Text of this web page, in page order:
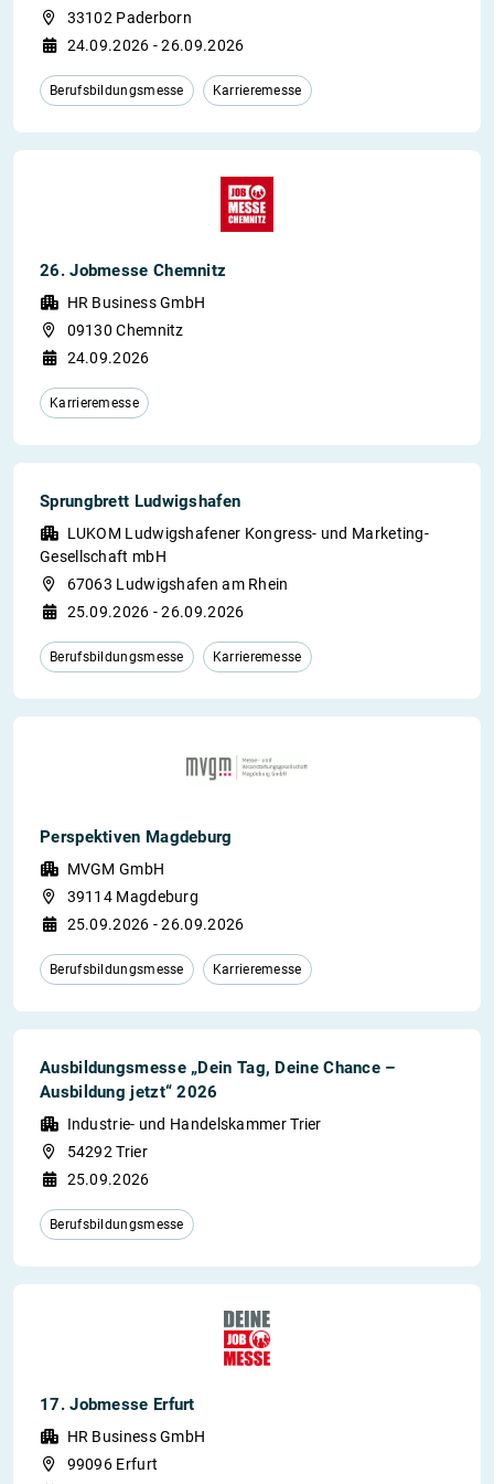
33102 Paderborn
24.09.2026 - 26.09.2026
Berufsbildungsmesse Karrieremesse
26. Jobmesse Chemnitz
HR Business GmbH
09130 Chemnitz
24.09.2026
Karrieremesse
Sprungbrett Ludwigshafen
LUKOM Ludwigshafener Kongress- und Marketing-
Gesellschaft mbH
67063 Ludwigshafen am Rhein
25.09.2026 - 26.09.2026
Berufsbildungsmesse Karrieremesse
Perspektiven Magdeburg
MVGM GmbH
39114 Magdeburg
25.09.2026 - 26.09.2026
Berufsbildungsmesse Karrieremesse
Ausbildungsmesse „Dein Tag, Deine Chance –
Ausbildung jetzt“ 2026
Industrie- und Handelskammer Trier
54292 Trier
25.09.2026
Berufsbildungsmesse
17. Jobmesse Erfurt
HR Business GmbH
99096 Erfurt